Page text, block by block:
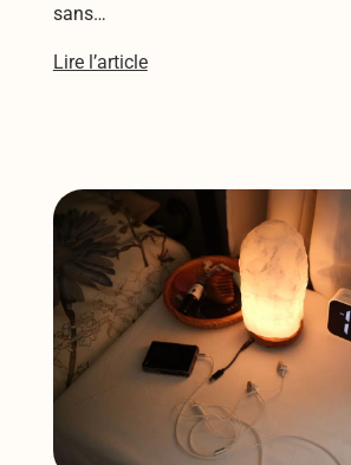
sans…
Lire l’article